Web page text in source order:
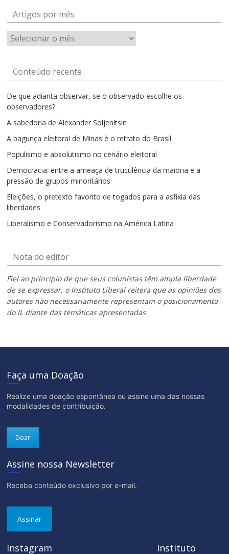
Artigos por mês
Artigos
por
Conteúdo recente
De que adianta observar, se o observado escolhe os
observadores?
A sabedoria de Alexander Soljenítsin
A bagunça eleitoral de Minas é o retrato do Brasil
Populismo e absolutismo no cenário eleitoral
Democracia: entre a ameaça de truculência da maioria e a
pressão de grupos minoritários
Eleições, o pretexto favorito de togados para a asfixia das
liberdades
Liberalismo e Conservadorismo na América Latina
Nota do editor
Fiel ao princípio de que seus colunistas têm ampla liberdade
de se expressar, o Instituto Liberal reitera que as opiniões dos
autores não necessariamente representam o posicionamento
do IL diante das temáticas apresentadas.
Faça uma Doação
Realize uma doação espontânea ou assine uma das nossas
modalidades de contribuição.
Doar
Assine nossa Newsletter
Receba conteúdo exclusivo por e-mail.
Assinar
Instagram
Instituto